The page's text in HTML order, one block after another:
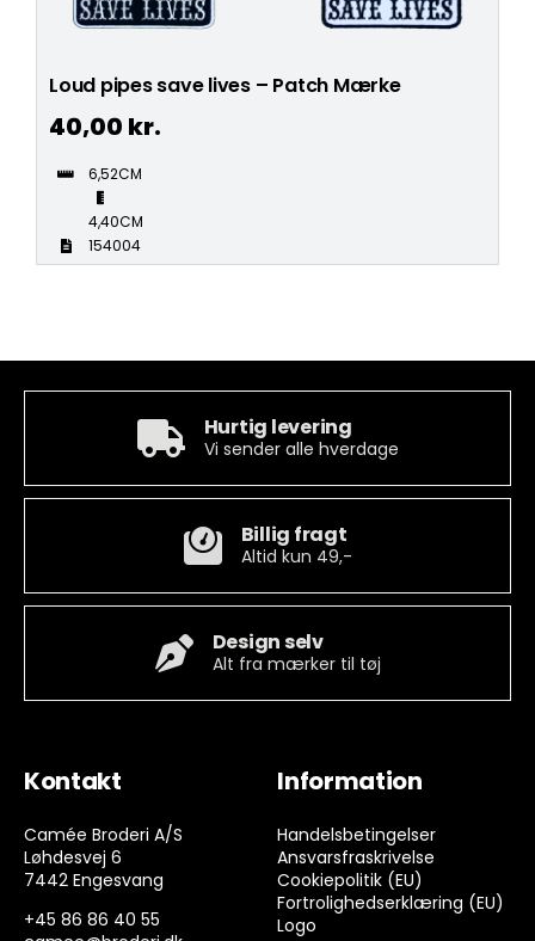
Loud pipes save lives – Patch Mærke
40,00 kr.
6,52CM
4,40CM
154004
Hurtig levering
Vi sender alle hverdage
Billig fragt
Altid kun 49,-
Design selv
Alt fra mærker til tøj
Kontakt
Camée Broderi A/S
Løhdesvej 6
7442 Engesvang
+45 86 86 40 55
Information
Handelsbetingelser
Ansvarsfraskrivelse
Cookiepolitik (EU)
Fortrolighedserklæring (EU)
Logo